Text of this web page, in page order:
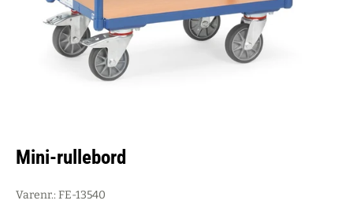
Mini-rullebord
Varenr.: FE-13540